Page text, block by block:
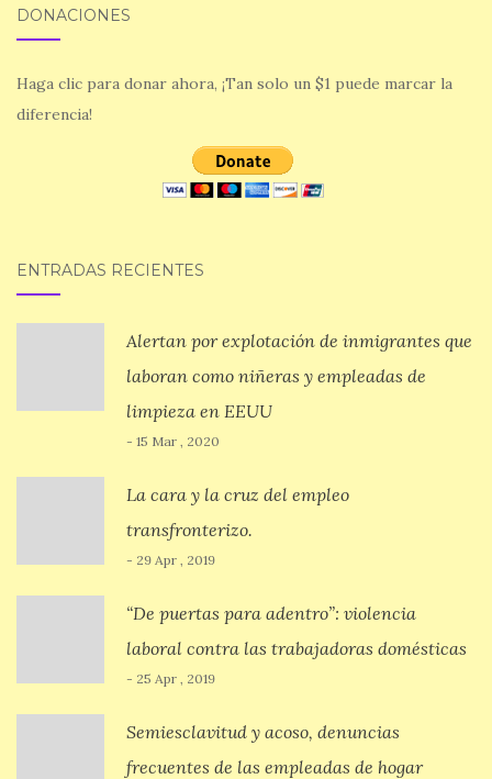
DONACIONES
Haga clic para donar ahora, ¡Tan solo un $1 puede marcar la
diferencia!
ENTRADAS RECIENTES
Alertan por explotación de inmigrantes que
laboran como niñeras y empleadas de
limpieza en EEUU
- 15 Mar , 2020
La cara y la cruz del empleo
transfronterizo.
- 29 Apr , 2019
“De puertas para adentro”: violencia
laboral contra las trabajadoras domésticas
- 25 Apr , 2019
Semiesclavitud y acoso, denuncias
frecuentes de las empleadas de hogar